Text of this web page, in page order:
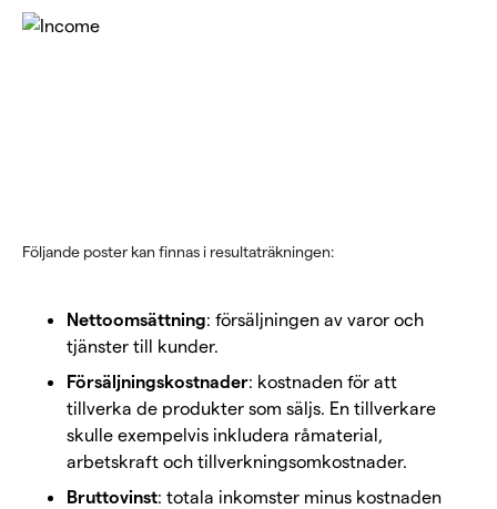
Följande poster kan finnas i resultaträkningen:
Nettoomsättning: försäljningen av varor och
tjänster till kunder.
Försäljningskostnader: kostnaden för att
tillverka de produkter som säljs. En tillverkare
skulle exempelvis inkludera råmaterial,
arbetskraft och tillverkningsomkostnader.
Bruttovinst: totala inkomster minus kostnaden